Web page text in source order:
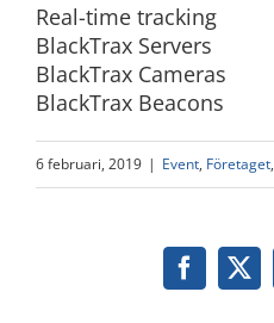
Real-time tracking
BlackTrax Servers
BlackTrax Cameras
BlackTrax Beacons
6 februari, 2019 | Event, Företaget,
Facebook
X